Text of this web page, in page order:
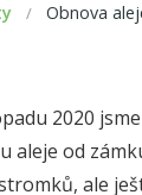
/ Obnova
2020
aleje od
ale